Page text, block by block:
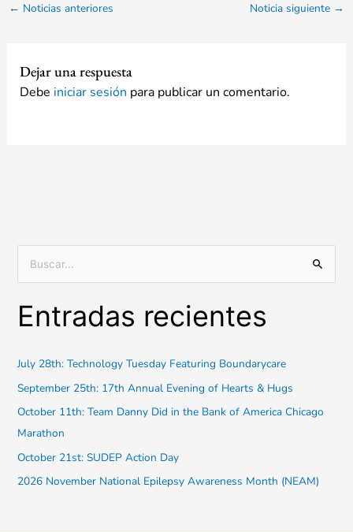
← Noticias anteriores Noticia siguiente →
Dejar una respuesta
Debe iniciar sesión para publicar un comentario.
u
s
c
:
Entradas recientes
July 28th: Technology Tuesday Featuring Boundarycare
September 25th: 17th Annual Evening of Hearts & Hugs
October 11th: Team Danny Did in the Bank of America Chicago
Marathon
October 21st: SUDEP Action Day
2026 November National Epilepsy Awareness Month (NEAM)